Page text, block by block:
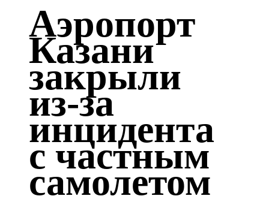
Кадыбаш
105,2 FM
Казан
91,5 FM
Кайбыч
106,1 FM
Кама тамагы
71,51 FM
Аэропорт
Казани
закрыли
из-за
инцидента
с частным
самолетом